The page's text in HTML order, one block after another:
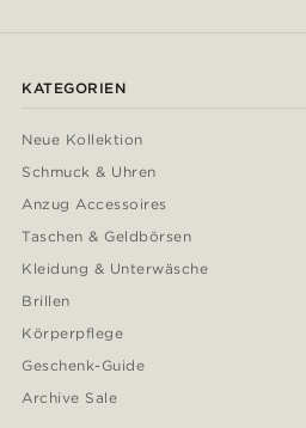
KATEGORIEN
Neue Kollektion
Schmuck & Uhren
Anzug Accessoires
Taschen & Geldbörsen
Kleidung & Unterwäsche
Brillen
Körperpflege
Geschenk-Guide
Archive Sale